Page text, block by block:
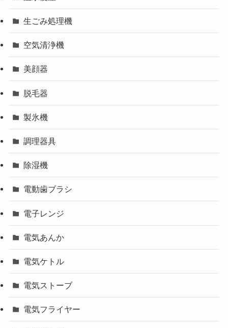
生ごみ処理機
空気清浄機
美顔器
脱毛器
製氷機
調理器具
除湿機
電動歯ブラシ
電子レンジ
電気あんか
電気ケトル
電気ストーブ
電気フライヤー